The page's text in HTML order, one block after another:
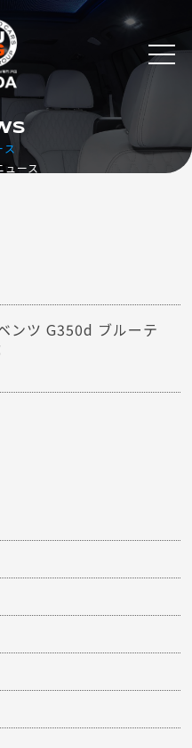
ス
ュース
ンツ G350d ブルーテ